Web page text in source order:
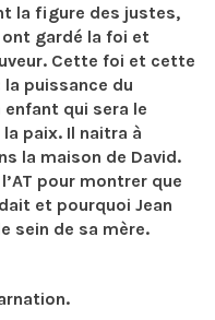
la figure des justes,
gardé la foi et
Cette foi et cette
la puissance du
enfant qui sera le
paix. Il naitra à
la maison de David.
pour montrer que
et pourquoi Jean
sein de sa mère.